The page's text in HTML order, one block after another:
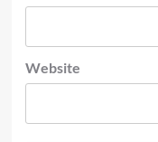
Website